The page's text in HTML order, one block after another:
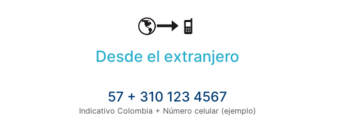
Desde el extranjero
57 + 310 123 4567
Indicativo Colombia + Número celular (ejemplo)